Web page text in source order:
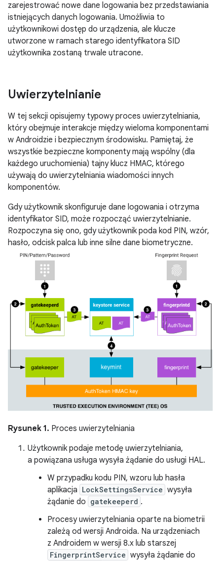
zarejestrować nowe dane logowania bez przedstawiania
istniejących danych logowania. Umożliwia to
użytkownikowi dostęp do urządzenia, ale klucze
utworzone w ramach starego identyfikatora SID
użytkownika zostaną trwale utracone.
Uwierzytelnianie
W tej sekcji opisujemy typowy proces uwierzytelniania,
który obejmuje interakcje między wieloma komponentami
w Androidzie i bezpiecznym środowisku. Pamiętaj, że
wszystkie bezpieczne komponenty mają wspólny (dla
każdego uruchomienia) tajny klucz HMAC, którego
używają do uwierzytelniania wiadomości innych
komponentów.
Gdy użytkownik skonfiguruje dane logowania i otrzyma
identyfikator SID, może rozpocząć uwierzytelnianie.
Rozpoczyna się ono, gdy użytkownik poda kod PIN, wzór,
hasło, odcisk palca lub inne silne dane biometryczne.
Rysunek 1. Proces uwierzytelniania
Użytkownik podaje metodę uwierzytelniania,
a powiązana usługa wysyła żądanie do usługi HAL.
W przypadku kodu PIN, wzoru lub hasła
aplikacja LockSettingsService wysyła
żądanie do gatekeeperd .
Procesy uwierzytelniania oparte na biometrii
zależą od wersji Androida. Na urządzeniach
z Androidem w wersji 8.x lub starszej
FingerprintService wysyła żądanie do